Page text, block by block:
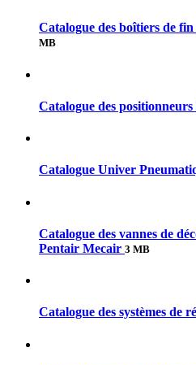
Catalogue des boîtiers de
MB
Catalogue des
Catalogue Univer
Catalogue des vannes de
Pentair Mecair 3 MB
Catalogue des systèmes de